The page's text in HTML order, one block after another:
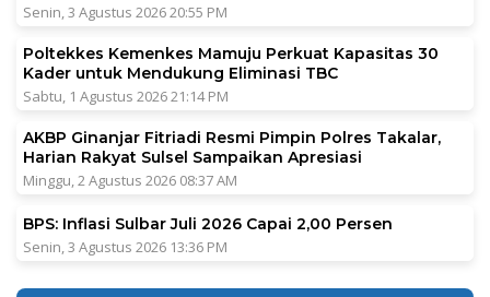
Senin, 3 Agustus 2026 20:55 PM
Poltekkes Kemenkes Mamuju Perkuat Kapasitas 30
Kader untuk Mendukung Eliminasi TBC
Sabtu, 1 Agustus 2026 21:14 PM
AKBP Ginanjar Fitriadi Resmi Pimpin Polres Takalar,
Harian Rakyat Sulsel Sampaikan Apresiasi
Minggu, 2 Agustus 2026 08:37 AM
BPS: Inflasi Sulbar Juli 2026 Capai 2,00 Persen
Senin, 3 Agustus 2026 13:36 PM